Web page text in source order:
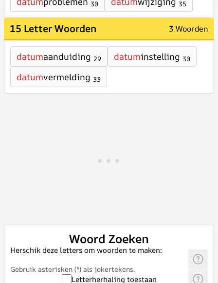
30 35
15 Letter Woorden 3 Woorden
datumaanduiding 29 datuminstelling 30
datumvermelding 33
Woord Zoeken
Herschik deze letters om woorden te maken:
Gebruik asterisken (*) als jokertekens.
Letterherhaling toestaan